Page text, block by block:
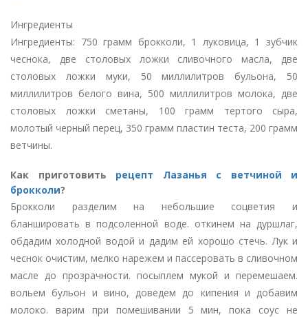
Ингредиенты
Ингредиенты: 750 грамм брокколи, 1 луковица, 1 зубчик
чеснока, две столовых ложки сливочного масла, две
столовых ложки муки, 50 миллилитров бульона, 50
миллилитров белого вина, 500 миллилитров молока, две
столовых ложки сметаны, 100 грамм тертого сыра,
молотый черный перец, 350 грамм пластин теста, 200 грамм
ветчины.
Как приготовить рецепт Лазанья с ветчиной и
брокколи?
Брокколи разделим на небольшие соцветия и
бланшировать в подсоленной воде. откинем на дуршлаг,
обдадим холодной водой и дадим ей хорошо стечь. Лук и
чеснок очистим, мелко нарежем и пассеровать в сливочном
масле до прозрачности. посыплем мукой и перемешаем.
вольем бульон и вино, доведем до кипения и добавим
молоко. варим при помешивании 5 мин, пока соус не